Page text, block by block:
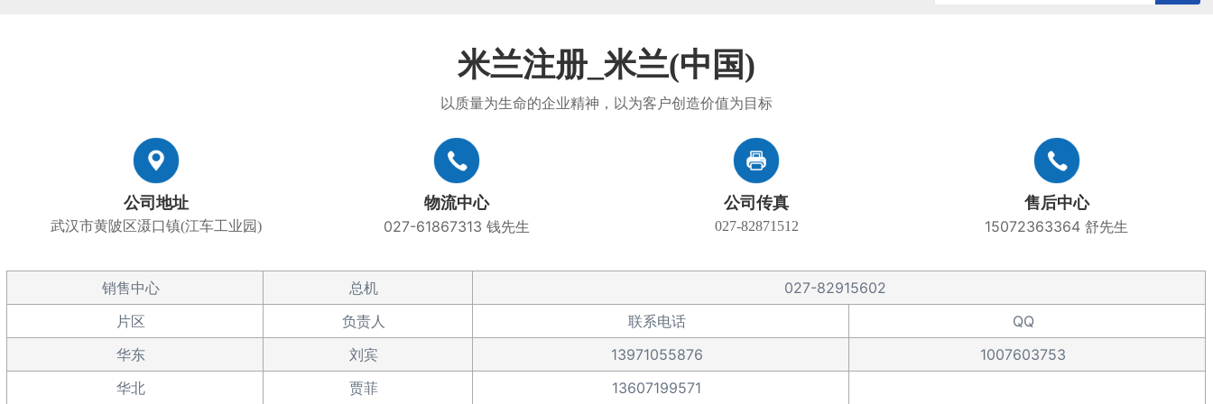
米兰注册_米兰(中国)
以质量为生命的企业精神，以为客户创造价值为目标
公司地址
武汉市黄陂区滠口镇(江车工业园)
物流中心
027-61867313 钱先生
公司传真
027-82871512
售后中心
15072363364 舒先生
销售中心 总机
027-82915602
片区
负责人 联系电话
QQ
华东
刘宾 13971055876
1007603753
华北
贾菲 13607199571